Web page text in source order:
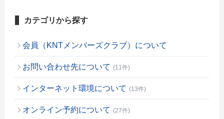
カテゴリから探す
会員（KNTメンバーズクラブ）について
お問い合わせ先について (11件)
インターネット環境について (13件)
オンライン予約について (27件)